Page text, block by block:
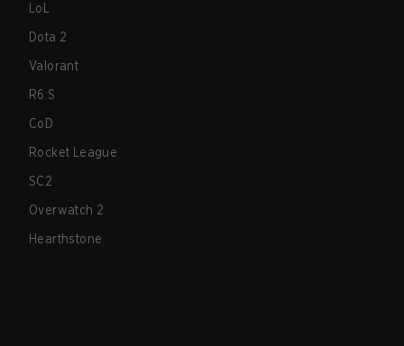
LoL
Dota 2
Valorant
R6:S
CoD
Rocket League
SC2
Overwatch 2
Hearthstone